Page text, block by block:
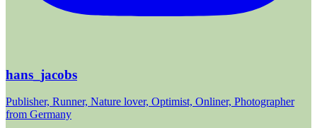
hans_jacobs
Publisher, Runner, Nature lover, Optimist, Onliner, Photographer
from Germany